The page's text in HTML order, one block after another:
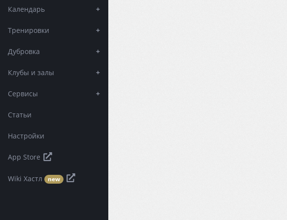
Календарь +
Тренировки +
Дубровка +
Клубы и залы +
Сервисы +
Статьи
Настройки
App Store
Wiki Хастл new